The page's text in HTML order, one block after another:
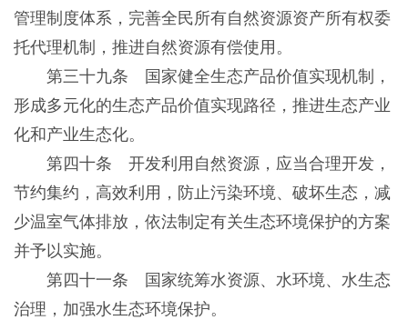
管理制度体系，完善全民所有自然资源资产所有权委
托代理机制，推进自然资源有偿使用。
第三十九条 国家健全生态产品价值实现机制，
形成多元化的生态产品价值实现路径，推进生态产业
化和产业生态化。
第四十条 开发利用自然资源，应当合理开发，
节约集约，高效利用，防止污染环境、破坏生态，减
少温室气体排放，依法制定有关生态环境保护的方案
并予以实施。
第四十一条 国家统筹水资源、水环境、水生态
治理，加强水生态环境保护。